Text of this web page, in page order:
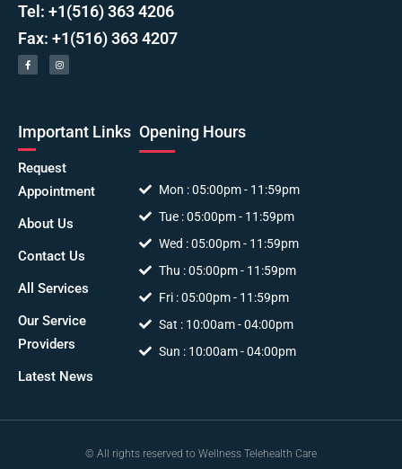
Tel: +1(516) 363 4206
Fax: +1(516) 363 4207
Important Links
Request
Appointment
About Us
Contact Us
All Services
Our Service
Providers
Latest News
Opening Hours
Mon : 05:00pm - 11:59pm
Tue : 05:00pm - 11:59pm
Wed : 05:00pm - 11:59pm
Thu : 05:00pm - 11:59pm
Fri : 05:00pm - 11:59pm
Sat : 10:00am - 04:00pm
Sun : 10:00am - 04:00pm
© All rights reserved to Wellness Telehealth Care